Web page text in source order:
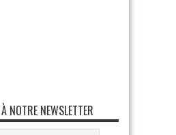
NOTRE NEWSLETTER